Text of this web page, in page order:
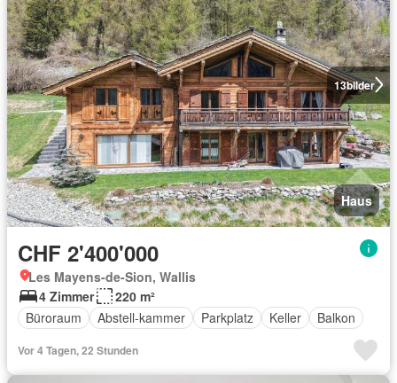
13bilder
Haus
CHF 2'400'000
Les Mayens-de-Sion, Wallis
4 Zimmer
220 m²
Büroraum
Abstell-kammer Parkplatz Keller Balkon
Vor 4 Tagen, 22 Stunden